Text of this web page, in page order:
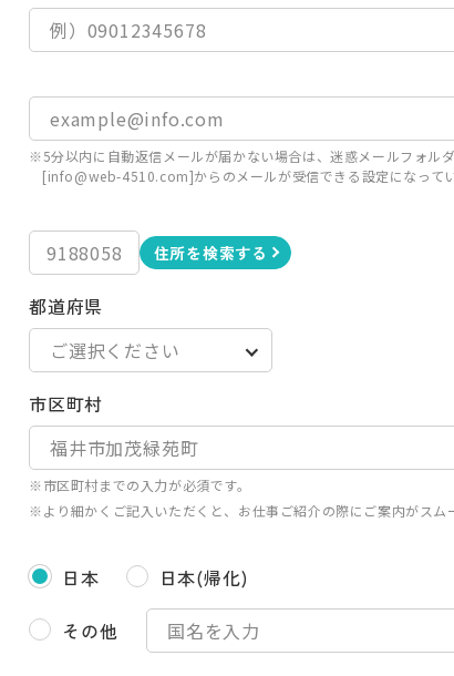
※5分以内に自動返信メールが届かない場合は、迷惑メールフォルダ
[info@web-4510.com]からのメールが受信できる設定になって
住所を検索する
都道府県
市区町村
※市区町村までの入力が必須です。
※より細かくご記入いただくと、お仕事ご紹介の際にご案内がスム
日本
日本(帰化)
その他